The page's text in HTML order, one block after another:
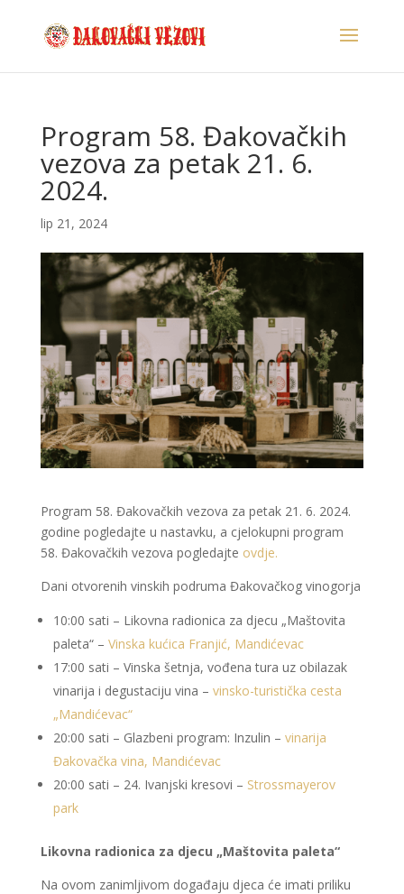
Program 58. Đakovačkih
vezova za petak 21. 6.
2024.
lip 21, 2024
Program 58. Đakovačkih vezova za petak 21. 6. 2024.
godine pogledajte u nastavku, a cjelokupni program
58. Đakovačkih vezova pogledajte ovdje.
Dani otvorenih vinskih podruma Đakovačkog vinogorja
10:00 sati – Likovna radionica za djecu „Maštovita
paleta“ – Vinska kućica Franjić, Mandićevac
17:00 sati – Vinska šetnja, vođena tura uz obilazak
vinarija i degustaciju vina – vinsko-turistička cesta
„Mandićevac“
20:00 sati – Glazbeni program: Inzulin – vinarija
Đakovačka vina, Mandićevac
20:00 sati – 24. Ivanjski kresovi – Strossmayerov
park
Likovna radionica za djecu „Maštovita paleta“
Na ovom zanimljivom događaju djeca će imati priliku